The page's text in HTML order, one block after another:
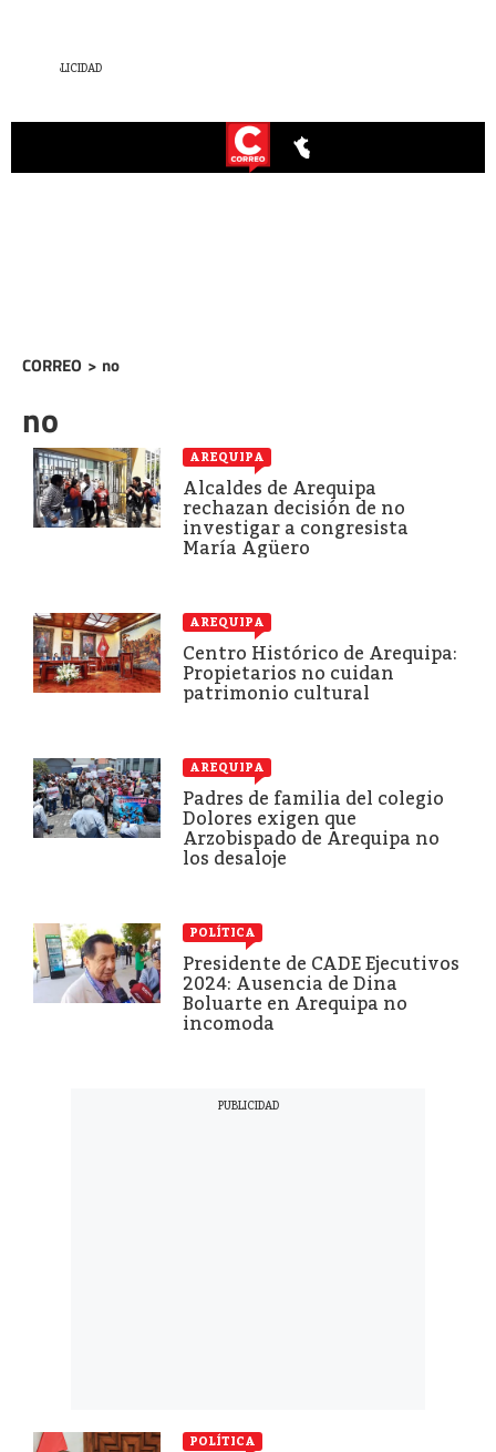
CORREO > no
no
AREQUIPA
Alcaldes de Arequipa
rechazan decisión de no
investigar a congresista
María Agüero
AREQUIPA
Centro Histórico de Arequipa:
Propietarios no cuidan
patrimonio cultural
AREQUIPA
Padres de familia del colegio
Dolores exigen que
Arzobispado de Arequipa no
los desaloje
POLÍTICA
Presidente de CADE Ejecutivos
2024: Ausencia de Dina
Boluarte en Arequipa no
incomoda
POLÍTICA